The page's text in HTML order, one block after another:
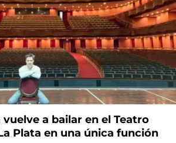
a bailar en el Teatro
Plata en una única función